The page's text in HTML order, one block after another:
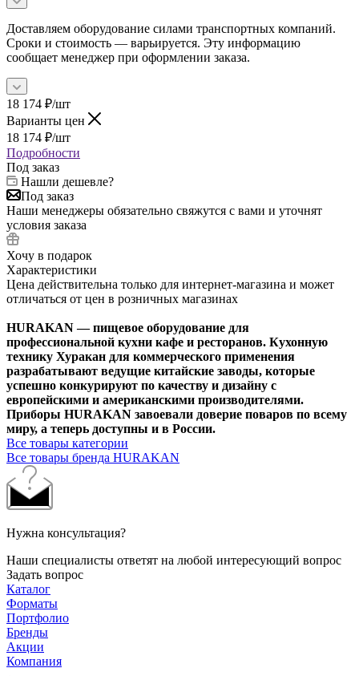
Доставляем оборудование силами транспортных компаний.
Сроки и стоимость — варьируется. Эту информацию
сообщает менеджер при оформлении заказа.
18 174 ₽/шт
Варианты цен
18 174 ₽/шт
Подробности
Под заказ
Нашли дешевле?
Под заказ
Наши менеджеры обязательно свяжутся с вами и уточнят
условия заказа
Хочу в подарок
Характеристики
Цена действительна только для интернет-магазина и может
отличаться от цен в розничных магазинах
HURAKAN — пищевое оборудование для
профессиональной кухни кафе и ресторанов. Кухонную
технику Хуракан для коммерческого применения
разрабатывают ведущие китайские заводы, которые
успешно конкурируют по качеству и дизайну с
европейскими и американскими производителями.
Приборы HURAKAN завоевали доверие поваров по всему
миру, а теперь доступны и в России.
Все товары категории
Все товары бренда HURAKAN
Нужна консультация?
Наши специалисты ответят на любой интересующий вопрос
Задать вопрос
Каталог
Форматы
Портфолио
Бренды
Акции
Компания